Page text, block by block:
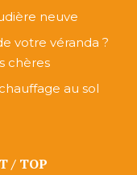
neuve
votre véranda ?
chères
au sol
/ TOP